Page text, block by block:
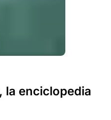
la enciclopedia